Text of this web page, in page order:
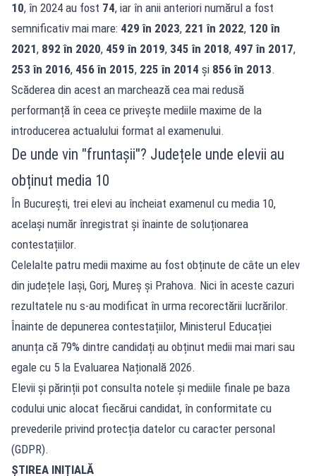
10, în 2024 au fost 74, iar în anii anteriori numărul a fost
semnificativ mai mare: 429 în 2023, 221 în 2022, 120 în
2021, 892 în 2020, 459 în 2019, 345 în 2018, 497 în 2017,
253 în 2016, 456 în 2015, 225 în 2014 și 856 în 2013.
Scăderea din acest an marchează cea mai redusă
performanță în ceea ce privește mediile maxime de la
introducerea actualului format al examenului.
De unde vin "fruntașii"? Județele unde elevii au
obținut media 10
În București, trei elevi au încheiat examenul cu media 10,
același număr înregistrat și înainte de soluționarea
contestațiilor.
Celelalte patru medii maxime au fost obținute de câte un elev
din județele Iași, Gorj, Mureș și Prahova. Nici în aceste cazuri
rezultatele nu s-au modificat în urma recorectării lucrărilor.
Înainte de depunerea contestațiilor, Ministerul Educației
anunța că 79% dintre candidați au obținut medii mai mari sau
egale cu 5 la Evaluarea Națională 2026.
Elevii și părinții pot consulta notele și mediile finale pe baza
codului unic alocat fiecărui candidat, în conformitate cu
prevederile privind protecția datelor cu caracter personal
(GDPR).
ȘTIREA INIȚIALĂ